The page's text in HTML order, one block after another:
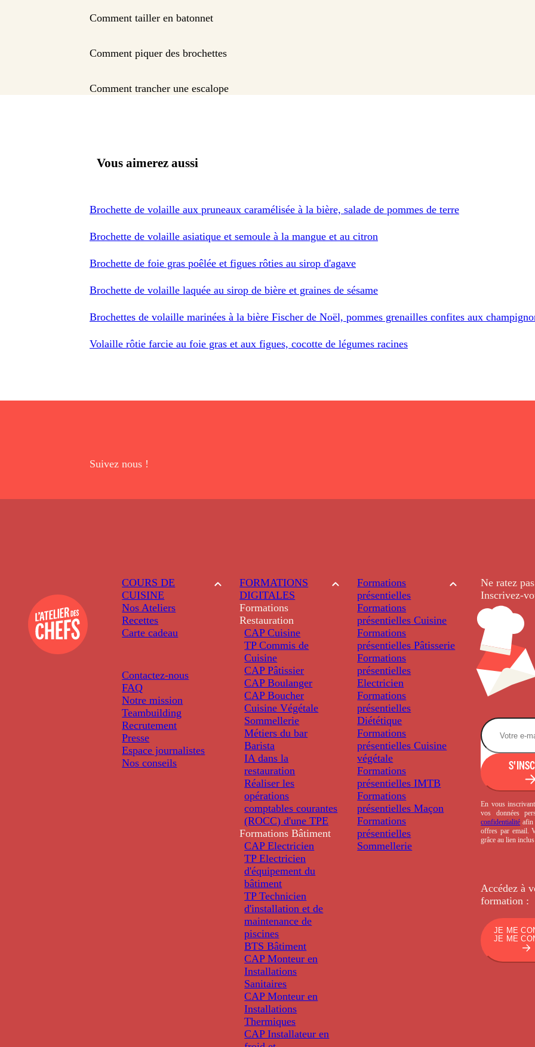
Comment tailler en batonnet
Comment piquer des brochettes
Comment trancher une escalope
Vous aimerez aussi
Brochette de volaille aux pruneaux caramélisée à la bière, salade de pommes de terre
Brochette de volaille asiatique et semoule à la mangue et au citron
Brochette de foie gras poêlée et figues rôties au sirop d'agave
Brochette de volaille laquée au sirop de bière et graines de sésame
Brochettes de volaille marinées à la bière Fischer de Noël, pommes grenailles confites aux
Volaille rôtie farcie au foie gras et aux figues, cocotte de légumes racines
Suivez nous !
COURS DE
CUISINE
Nos Ateliers
Recettes
Carte cadeau
Contactez-nous
FAQ
Notre mission
Teambuilding
Recrutement
Presse
Espace journalistes
Nos conseils
FORMATIONS
DIGITALES
Formations
Restauration
CAP Cuisine
TP Commis de
Cuisine
CAP Pâtissier
CAP Boulanger
CAP Boucher
Cuisine Végétale
Sommellerie
Métiers du bar
Barista
IA dans la
restauration
Réaliser les
opérations
comptables courantes
(ROCC) d'une TPE
Formations Bâtiment
CAP Electricien
TP Electricien
d'équipement du
bâtiment
TP Technicien
d'installation et de
maintenance de
piscines
BTS Bâtiment
CAP Monteur en
Installations
Sanitaires
CAP Monteur en
Installations
Thermiques
CAP Installateur en
Formations
présentielles
Formations
présentielles Cuisine
Formations
présentielles Pâtisserie
Formations
présentielles
Electricien
Formations
présentielles
Diététique
Formations
présentielles Cuisine
végétale
Formations
présentielles IMTB
Formations
présentielles Maçon
Formations
présentielles
Sommellerie
Ne ratez
Inscrivez-
En vous
vos données
confidentialité afin
offres par email.
grâce au lien
Accédez à
formation :
JE ME
JE ME